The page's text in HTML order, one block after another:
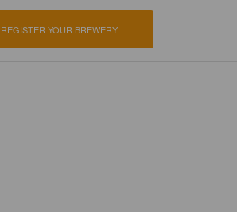
REGISTER YOUR BREWERY